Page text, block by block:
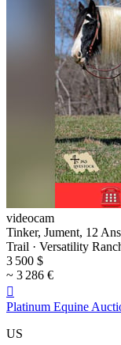
videocam
Tinker, Jument, 12
Trail · Versatility
3 500 $
~ 3 286 €

Platinum Equine
US